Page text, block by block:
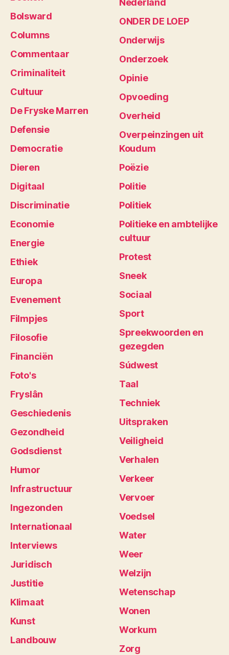
Bolsward
Columns
Commentaar
Criminaliteit
Cultuur
De Fryske Marren
Defensie
Democratie
Dieren
Digitaal
Discriminatie
Economie
Energie
Ethiek
Europa
Evenement
Filmpjes
Filosofie
Financiën
Foto's
Fryslân
Geschiedenis
Gezondheid
Godsdienst
Humor
Infrastructuur
Ingezonden
Internationaal
Interviews
Juridisch
Justitie
Klimaat
Kunst
Landbouw
Nederland
ONDER DE LOEP
Onderwijs
Onderzoek
Opinie
Opvoeding
Overheid
Overpeinzingen uit
Koudum
Poëzie
Politie
Politiek
Politieke en ambtelijke
cultuur
Protest
Sneek
Sociaal
Sport
Spreekwoorden en
gezegden
Súdwest
Taal
Techniek
Uitspraken
Veiligheid
Verhalen
Verkeer
Vervoer
Voedsel
Water
Weer
Welzijn
Wetenschap
Wonen
Workum
Zorg